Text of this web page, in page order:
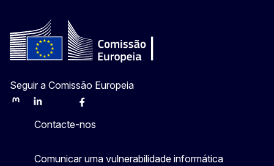
Seguir a Comissão Europeia
MastodonLinkedInBlueskyFacebook
Contacte-nos
Comunicar uma vulnerabilidade informática